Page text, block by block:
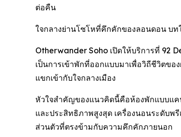
ต่อคืน
ใจกลางย่านโซโหที่คึกคักของลอนดอน บ
Otherwander Soho เปิดให้บริการที่ 92
เป็นการเข้าพักที่ออกแบบมาเพื่อวิถีชีวิตขอ
แขกเข้ากับใจกลางเมือง
หัวใจสำคัญของแนวคิดนี้คือห้องพักแบบแค
และประสิทธิภาพสูงสุด เครื่องนอนระดับพ
ส่วนตัวที่ตรงข้ามกับความคึกคักภายนอก